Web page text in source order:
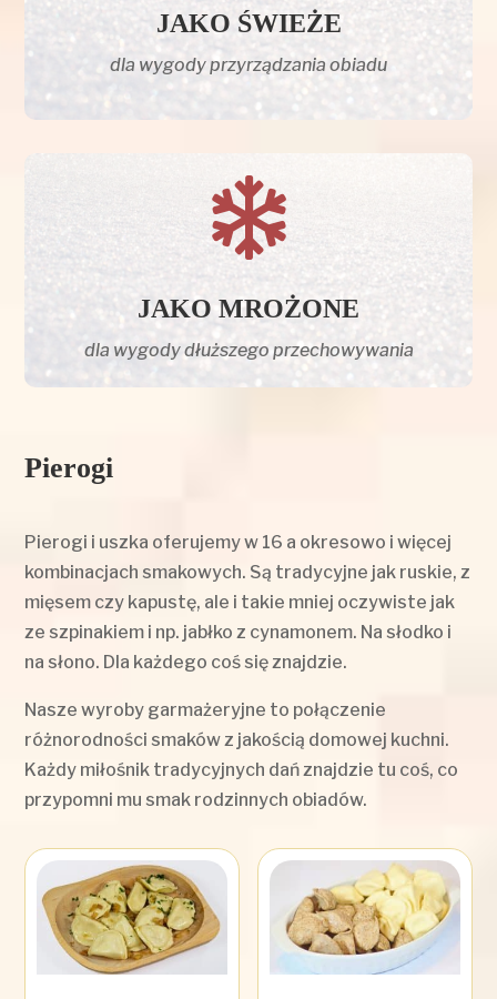
JAKO ŚWIEŻE
dla wygody przyrządzania obiadu

JAKO MROŻONE
dla wygody dłuższego przechowywania
Pierogi
Pierogi i uszka oferujemy w 16 a okresowo i więcej
kombinacjach smakowych. Są tradycyjne jak ruskie, z
mięsem czy kapustę, ale i takie mniej oczywiste jak
ze szpinakiem i np. jabłko z cynamonem. Na słodko i
na słono. Dla każdego coś się znajdzie.
Nasze wyroby garmażeryjne to połączenie
różnorodności smaków z jakością domowej kuchni.
Każdy miłośnik tradycyjnych dań znajdzie tu coś, co
przypomni mu smak rodzinnych obiadów.